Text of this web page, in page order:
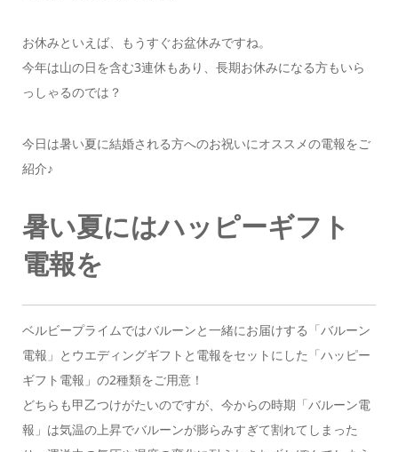
お休みといえば、もうすぐお盆休みですね。
今年は山の日を含む3連休もあり、長期お休みになる方もいら
っしゃるのでは？
今日は暑い夏に結婚される方へのお祝いにオススメの電報をご
紹介♪
暑い夏にはハッピーギフト
電報を
ベルビープライムではバルーンと一緒にお届けする「バルーン
電報」とウエディングギフトと電報をセットにした「ハッピー
ギフト電報」の2種類をご用意！
どちらも甲乙つけがたいのですが、今からの時期「バルーン電
報」は気温の上昇でバルーンが膨らみすぎて割れてしまった